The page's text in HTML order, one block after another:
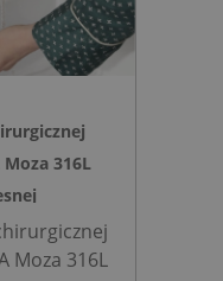
316L
Moza 316L